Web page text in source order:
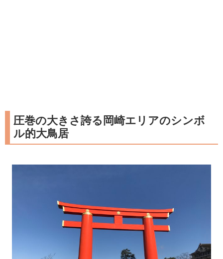
圧巻の大きさ誇る岡崎エリアのシンボ
ル的大鳥居